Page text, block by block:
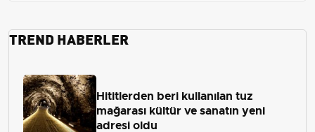
TREND HABERLER
Hititlerden beri kullanılan tuz
mağarası kültür ve sanatın yeni
adresi oldu